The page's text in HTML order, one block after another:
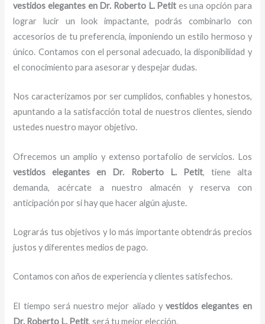
vestidos elegantes en Dr. Roberto L. Petit es una opción para
lograr lucir un look impactante, podrás combinarlo con
accesorios de tu preferencia, imponiendo un estilo hermoso y
único. Contamos con el personal adecuado, la disponibilidad y
el conocimiento para asesorar y despejar dudas.
Nos caracterizamos por ser cumplidos, confiables y honestos,
apuntando a la satisfacción total de nuestros clientes, siendo
ustedes nuestro mayor objetivo.
Ofrecemos un amplio y extenso portafolio de servicios. Los
vestidos elegantes
en Dr. Roberto L. Petit, tiene alta
demanda, acércate a nuestro almacén y reserva con
anticipación por si hay que hacer algún ajuste.
Lograrás tus objetivos y lo más importante obtendrás precios
justos y diferentes medios de pago.
Contamos con años de experiencia y clientes satisfechos.
El tiempo será nuestro mejor aliado yvestidos elegantes en
Dr. Roberto L. Petit, será tu mejor elección.